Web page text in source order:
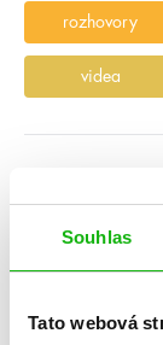
Souhlas
Tato webová
rozhovory
videa